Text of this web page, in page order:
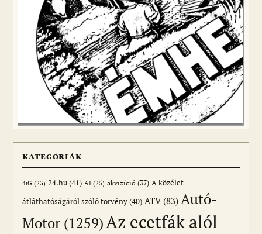
KATEGÓRIÁK
4iG (23) 24.hu(41) AI (25) akvizíció (37) A közélet
átláthatóságáról szóló törvény(40) ATV(83) Autó-
Motor (1259)Az ecetfák alól